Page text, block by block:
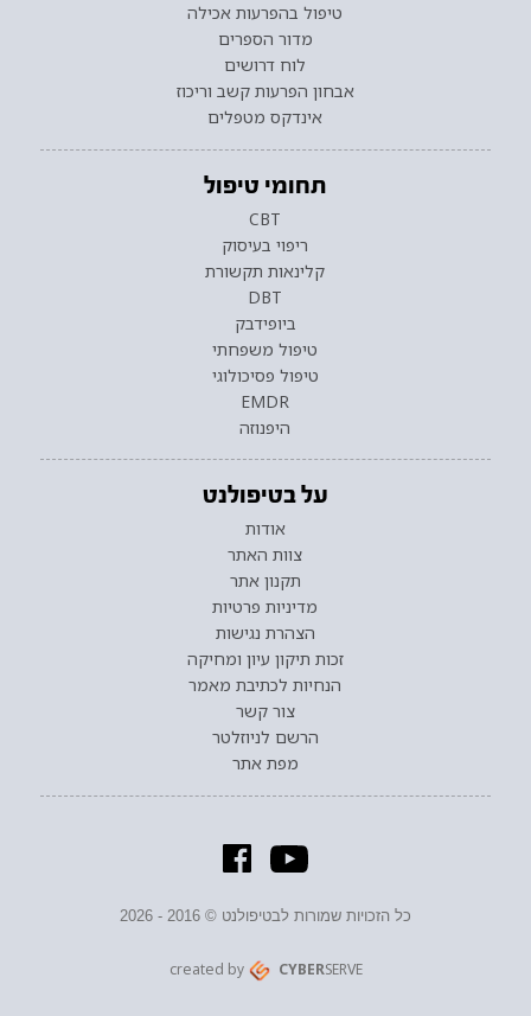
טיפול בהפרעות אכילה
מדור הספרים
לוח דרושים
אבחון הפרעות קשב וריכוז
אינדקס מטפלים
תחומי טיפול
CBT
ריפוי בעיסוק
קלינאות תקשורת
DBT
ביופידבק
טיפול משפחתי
טיפול פסיכולוגי
EMDR
היפנוזה
על בטיפולנט
אודות
צוות האתר
תקנון אתר
מדיניות פרטיות
הצהרת נגישות
זכות תיקון עיון ומחיקה
הנחיות לכתיבת מאמר
צור קשר
הרשם לניוזלטר
מפת אתר
כל הזכויות שמורות לבטיפולנט © 2016 - 2026
created by CYBERSERVE